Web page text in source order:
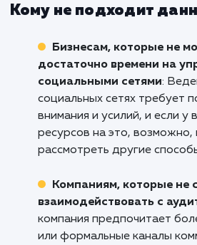
предоставляют
более личном уровне,
отношения с клиентами и
лояльность.
Компаниям, которые
узнаваемость бренда
:
социальных сетях может
узнаваемость вашего
вашей аудитории.
Организациям,